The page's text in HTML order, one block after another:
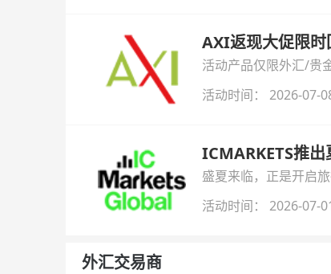
AXI返现大促限
活动产品仅限外汇/贵
活动时间： 2026-07-
ICMARKETS推
盛夏来临，正是开启
金即可参与！
活动时间： 2026-07-
外汇交易商